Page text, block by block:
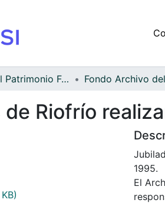
Archivo del Patrimonio Fotográfico y Fílmico del Valle del Cauca
Riofrío
1995.
El